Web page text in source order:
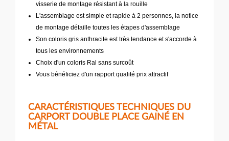
visserie de montage résistant à la rouille
L'assemblage est simple et rapide à 2 personnes, la notice
de montage détaille toutes les étapes d'assemblage
Son coloris gris anthracite est très tendance et s'accorde à
tous les environnements
Choix d'un coloris Ral sans surcoût
Vous bénéficiez d'un rapport qualité prix attractif
CARACTÉRISTIQUES TECHNIQUES DU
CARPORT DOUBLE PLACE GAINÉ EN
MÉTAL